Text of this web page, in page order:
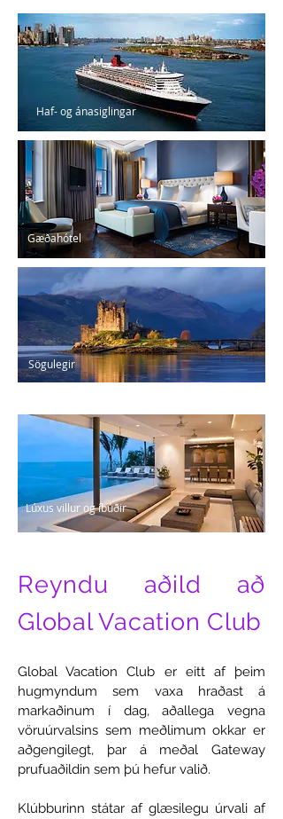
Haf- og ánasiglingar
Gæðahótel
Sögulegir
Lúxus villur og íbúðir
Reyndu aðild að
Global Vacation Club
Global Vacation Club er eitt af þeim
hugmyndum sem vaxa hraðast á
markaðinum í dag, aðallega vegna
vöruúrvalsins sem meðlimum okkar er
aðgengilegt, þar á meðal Gateway
prufuaðildin sem þú hefur valið.
Klúbburinn státar af glæsilegu úrvali af